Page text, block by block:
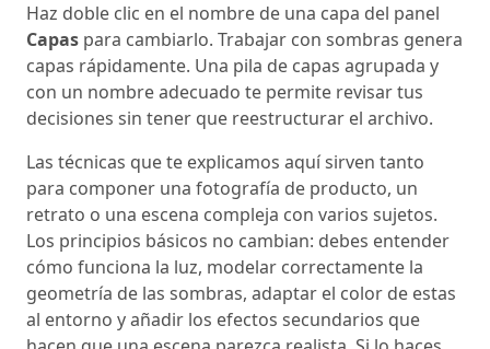
Haz doble clic en el nombre de una capa del panel
Capas para cambiarlo. Trabajar con sombras genera
capas rápidamente. Una pila de capas agrupada y
con un nombre adecuado te permite revisar tus
decisiones sin tener que reestructurar el archivo.
Las técnicas que te explicamos aquí sirven tanto
para componer una fotografía de producto, un
retrato o una escena compleja con varios sujetos.
Los principios básicos no cambian: debes entender
cómo funciona la luz, modelar correctamente la
geometría de las sombras, adaptar el color de estas
al entorno y añadir los efectos secundarios que